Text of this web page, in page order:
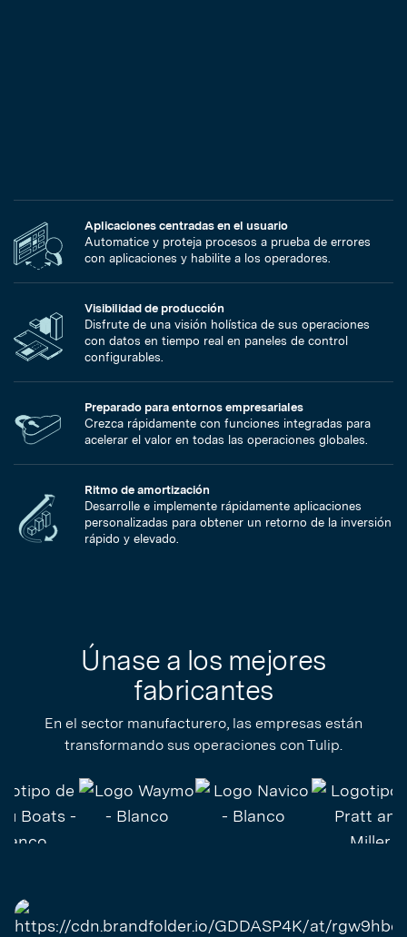
Aplicaciones centradas en el usuario
Automatice y proteja procesos a prueba de errores
con aplicaciones y habilite a los operadores.
Visibilidad de producción
Disfrute de una visión holística de sus operaciones
con datos en tiempo real en paneles de control
configurables.
Preparado para entornos empresariales
Crezca rápidamente con funciones integradas para
acelerar el valor en todas las operaciones globales.
Ritmo de amortización
Desarrolle e implemente rápidamente aplicaciones
personalizadas para obtener un retorno de la inversión
rápido y elevado.
Únase a los mejores
fabricantes
En el sector manufacturero, las empresas están
transformando sus operaciones con Tulip.